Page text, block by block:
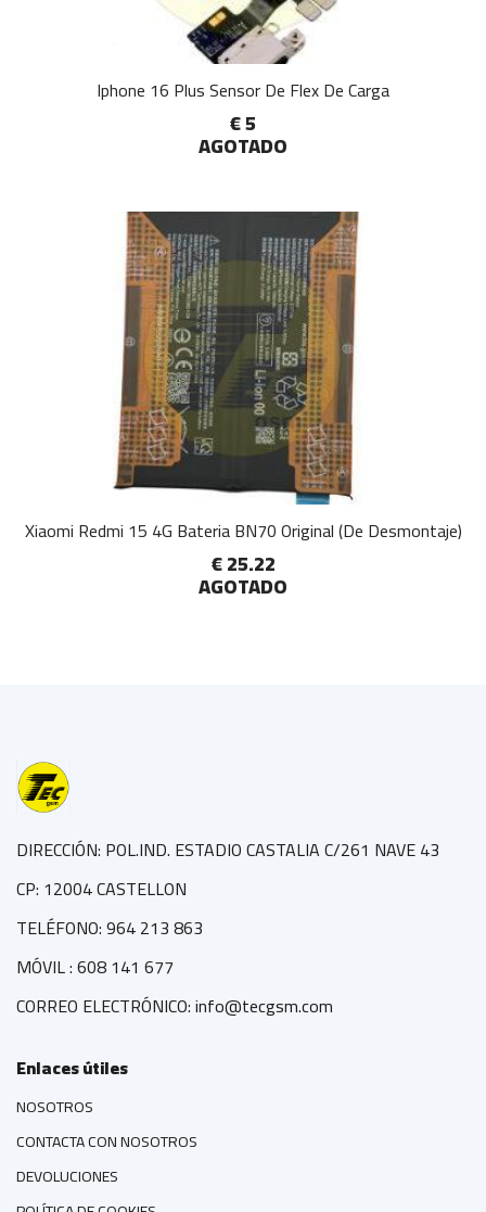
Iphone 16 Plus Sensor De Flex De Carga
€ 5
AGOTADO
Xiaomi Redmi 15 4G Bateria BN70 Original (De Desmontaje)
€ 25.22
AGOTADO
DIRECCIÓN: POL.IND. ESTADIO CASTALIA C/261 NAVE 43
CP: 12004 CASTELLON
TELÉFONO: 964 213 863
MÓVIL : 608 141 677
CORREO ELECTRÓNICO: info@tecgsm.com
Enlaces útiles
NOSOTROS
CONTACTA CON NOSOTROS
DEVOLUCIONES